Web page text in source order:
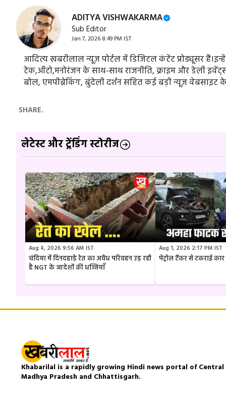
ADITYA VISHWAKARMA
Sub Editor
Jan 7, 2026 8:49 PM IST
आदित्य खबरीलाल न्यूज़ पोर्टल में डिजिटल कंटेंट प्रोड्यूसर
टेक,ऑटो,मनोरंजन के साथ-साथ राजनीति, क्राइम और डेली
बोल, एमपीब्रेकिंग, बुंदेली दर्शन सहित कई बड़ी न्यूज़
SHARE.
लेटेस्ट और ट्रेंडिंग स्टोरीज
Aug 4, 2026 9:56 AM IST
चंदिया में दिनदहाड़े रेत का अवैध परिवहन उड़ रही
है NGT के आदेशों की धज्जियाँ
Aug 1, 2026 2:17 PM IST
पेट्रोल टैंकर से टकराई
Khabarilal is a rapidly growing Hindi news portal of Central
Madhya Pradesh and Chhattisgarh.